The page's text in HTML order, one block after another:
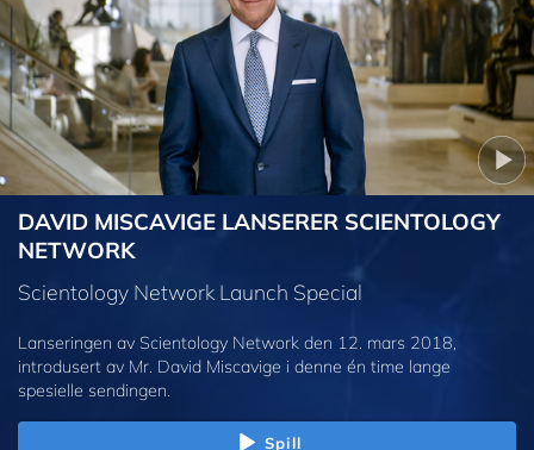
DAVID MISCAVIGE LANSERER SCIENTOLOGY
NETWORK
Scientology Network Launch Special
Lanseringen av Scientology Network den 12. mars 2018,
introdusert av Mr. David Miscavige i denne én time lange
spesielle sendingen.
Spill